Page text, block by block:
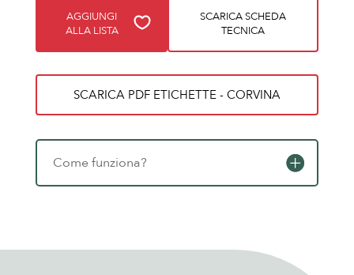
AGGIUNGI
ALLA LISTA
SCARICA SCHEDA
TECNICA
SCARICA PDF ETICHETTE - CORVINA
Come funziona?